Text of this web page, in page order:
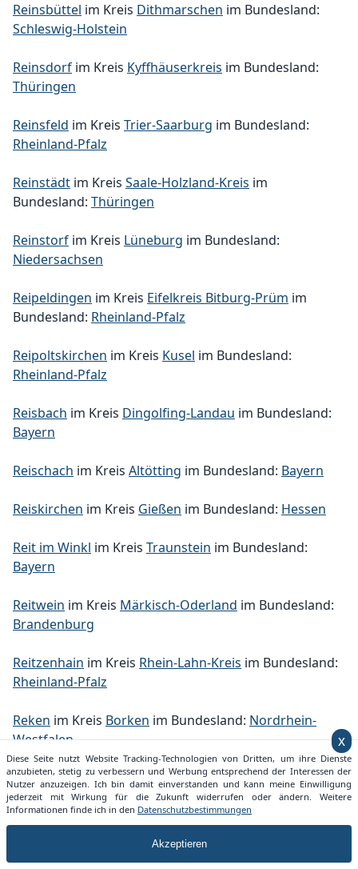
Reinsbüttel im Kreis Dithmarschen im Bundesland:
Schleswig-Holstein
Reinsdorf im Kreis Kyffhäuserkreis im Bundesland:
Thüringen
Reinsfeld im Kreis Trier-Saarburg im Bundesland:
Rheinland-Pfalz
Reinstädt im Kreis Saale-Holzland-Kreis im
Bundesland: Thüringen
Reinstorf im Kreis Lüneburg im Bundesland:
Niedersachsen
Reipeldingen im Kreis Eifelkreis Bitburg-Prüm im
Bundesland: Rheinland-Pfalz
Reipoltskirchen im Kreis Kusel im Bundesland:
Rheinland-Pfalz
Reisbach im Kreis Dingolfing-Landau im Bundesland:
Bayern
Reischach im Kreis Altötting im Bundesland: Bayern
Reiskirchen im Kreis Gießen im Bundesland: Hessen
Reit im Winkl im Kreis Traunstein im Bundesland:
Bayern
Reitwein im Kreis Märkisch-Oderland im Bundesland:
Brandenburg
Reitzenhain im Kreis Rhein-Lahn-Kreis im Bundesland:
Rheinland-Pfalz
Reken im Kreis Borken im Bundesland: Nordrhein-
Westfalen
Rellingenim KreisPinnebergim Bundesland:
Schleswig-Holstein
im Bundesland:
x
Diese Seite nutzt Website Tracking-Technologien von Dritten, um ihre Dienste
anzubieten, stetig zu verbessern und Werbung entsprechend der Interessen der
Nutzer anzuzeigen. Ich bin damit einverstanden und kann meine Einwilligung
jederzeit mit Wirkung für die Zukunft widerrufen oder ändern. Weitere
Informationen finde ich in den Datenschutzbestimmungen
Akzeptieren